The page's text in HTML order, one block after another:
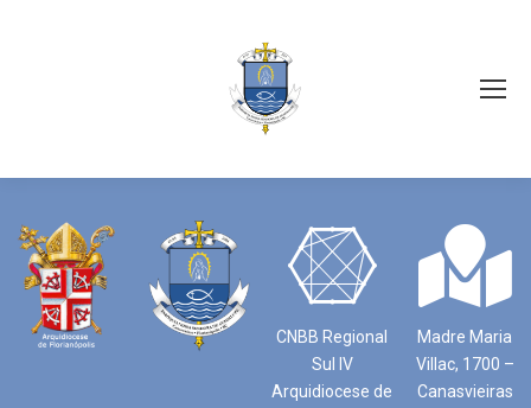
CNBB Regional
Sul IV
Arquidiocese de
Madre Maria
Villac, 1700 –
Canasvieiras